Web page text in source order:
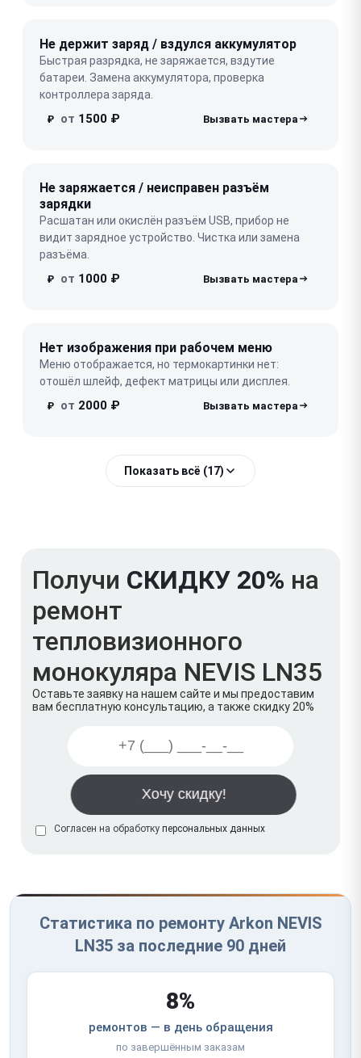
Не держит заряд / вздулся аккумулятор
Быстрая разрядка, не заряжается, вздутие
батареи. Замена аккумулятора, проверка
контроллера заряда.
₽ от 1500 ₽
Не заряжается / неисправен разъём
зарядки
Расшатан или окислён разъём USB, прибор не
видит зарядное устройство. Чистка или замена
разъёма.
₽ от 1000 ₽
Нет изображения при рабочем меню
Меню отображается, но термокартинки нет:
отошёл шлейф, дефект матрицы или дисплея.
₽ от 2000 ₽
Показать всё (17)
Получи СКИДКУ 20% на
ремонт
тепловизионного
монокуляра NEVIS LN35
Оставьте заявку на нашем сайте и мы предоставим
вам бесплатную консультацию, а также скидку 20%
Согласен на обработку персональных данных
Статистика по ремонту Arkon NEVIS
LN35 за последние 90 дней
8%
ремонтов — в день обращения
по завершённым заказам